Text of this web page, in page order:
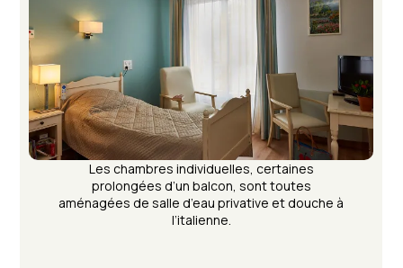
Les chambres individuelles, certaines
prolongées d’un balcon, sont toutes
aménagées de salle d’eau privative et douche à
l’italienne.